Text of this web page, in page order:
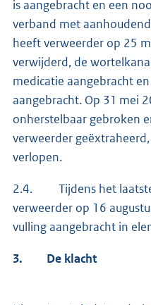
is aangebracht en een
verband met
heeft verweerder op 25
verwijderd, de
medicatie aangebracht
aangebracht. Op 31 mei
onherstelbaar gebroken
verweerder
verlopen.
2.4. Tijdens het laatste
verweerder op 16
vulling aangebracht in
3. De klacht